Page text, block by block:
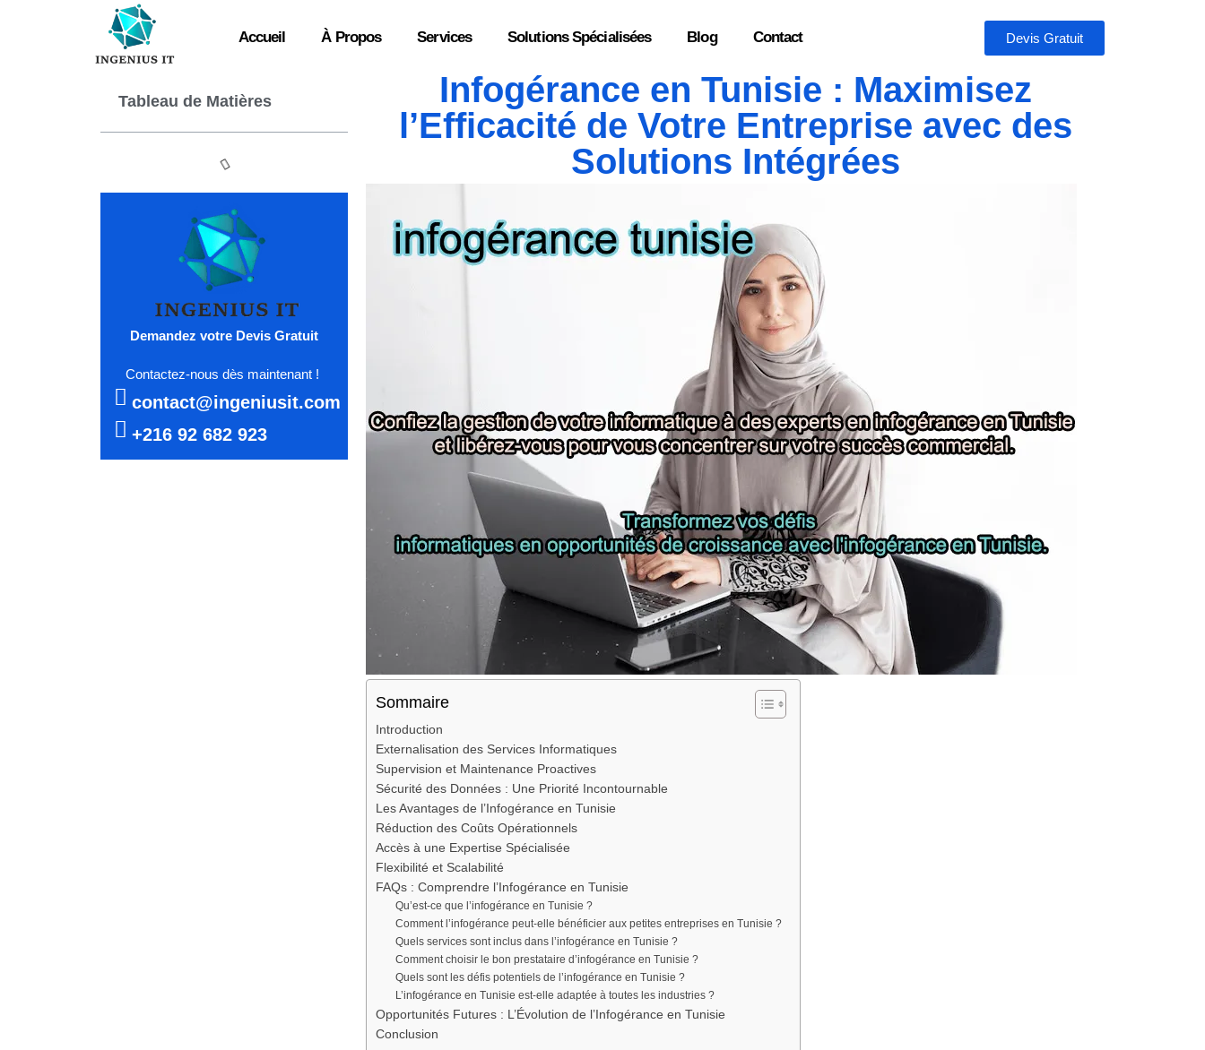
Accueil À Propos Services Solutions Spécialisées Blog Contact Devis Gratuit
Tableau de Matières
Demandez votre Devis Gratuit
Contactez-nous dès maintenant !
contact@ingeniusit.com
+216 92 682 923
Infogérance en Tunisie : Maximisez
l’Efficacité de Votre Entreprise avec des
Solutions Intégrées
Sommaire
Introduction
Externalisation des Services Informatiques
Supervision et Maintenance Proactives
Sécurité des Données : Une Priorité Incontournable
Les Avantages de l’Infogérance en Tunisie
Réduction des Coûts Opérationnels
Accès à une Expertise Spécialisée
Flexibilité et Scalabilité
FAQs : Comprendre l’Infogérance en Tunisie
Qu’est-ce que l’infogérance en Tunisie ?
Comment l’infogérance peut-elle bénéficier aux petites entreprises en Tunisie ?
Quels services sont inclus dans l’infogérance en Tunisie ?
Comment choisir le bon prestataire d’infogérance en Tunisie ?
Quels sont les défis potentiels de l’infogérance en Tunisie ?
L’infogérance en Tunisie est-elle adaptée à toutes les industries ?
Opportunités Futures : L’Évolution de l’Infogérance en Tunisie
Conclusion